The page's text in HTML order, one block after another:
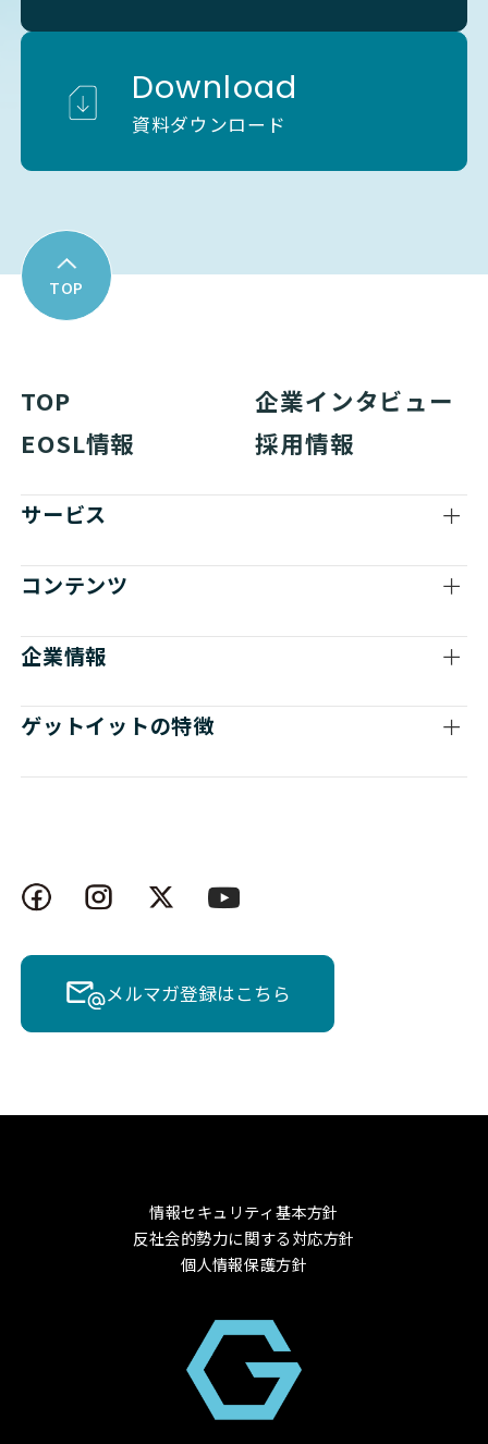
Download
資料ダウンロード
TOP
TOP
企業インタビュー
EOSL情報
採用情報
サービス
コンテンツ
企業情報
ゲットイットの特徴
メルマガ登録はこちら
情報セキュリティ基本方針
反社会的勢力に関する対応方針
個人情報保護方針